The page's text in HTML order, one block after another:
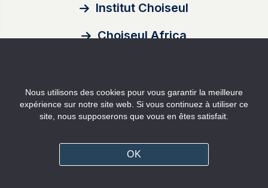
Institut Choiseul
Choiseul Africa
Auteurs
Mentions légales
Nous utilisons des cookies pour vous garantir la meilleure
expérience sur notre site web. Si vous continuez à utiliser ce
site, nous supposerons que vous en êtes satisfait.
OK